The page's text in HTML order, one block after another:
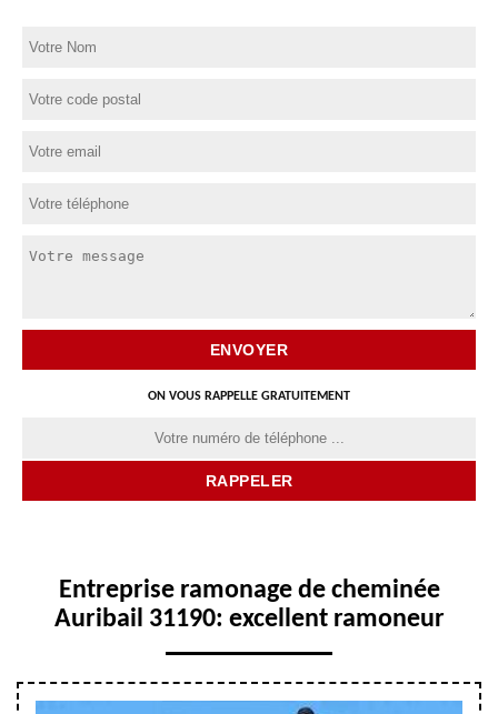
ON VOUS RAPPELLE GRATUITEMENT
Entreprise ramonage de cheminée
Auribail 31190: excellent ramoneur